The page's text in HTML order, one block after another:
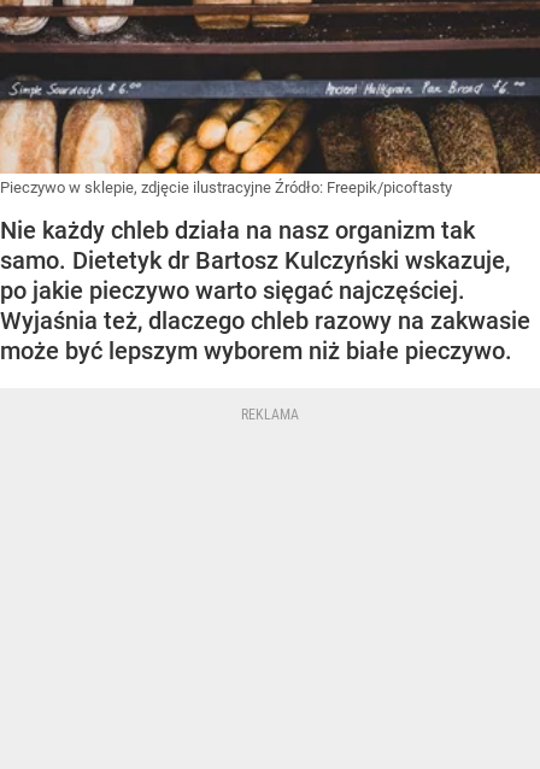
Pieczywo w sklepie, zdjęcie ilustracyjne Źródło: Freepik/picoftasty
Nie każdy chleb działa na nasz organizm tak
samo. Dietetyk dr Bartosz Kulczyński wskazuje,
po jakie pieczywo warto sięgać najczęściej.
Wyjaśnia też, dlaczego chleb razowy na zakwasie
może być lepszym wyborem niż białe pieczywo.